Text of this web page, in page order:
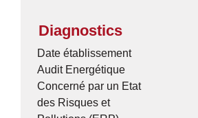
Diagnostics
Date établissement
Audit Energétique
Concerné par un Etat
des Risques et